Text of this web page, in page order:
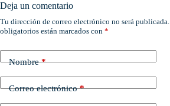
Deja un comentario
Tu dirección de correo electrónico no será publicada.
obligatorios están marcados con *
Nombre*
Correo electrónico*